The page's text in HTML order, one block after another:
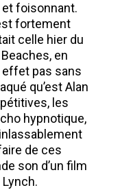
foisonnant.
fortement
celle hier du
en
effet pas sans
qu’est Alan
les
hypnotique,
de ces
son d’un film